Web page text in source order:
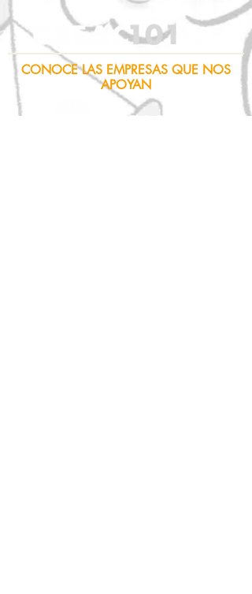
CONOCE LAS EMPRESAS QUE NOS
APOYAN